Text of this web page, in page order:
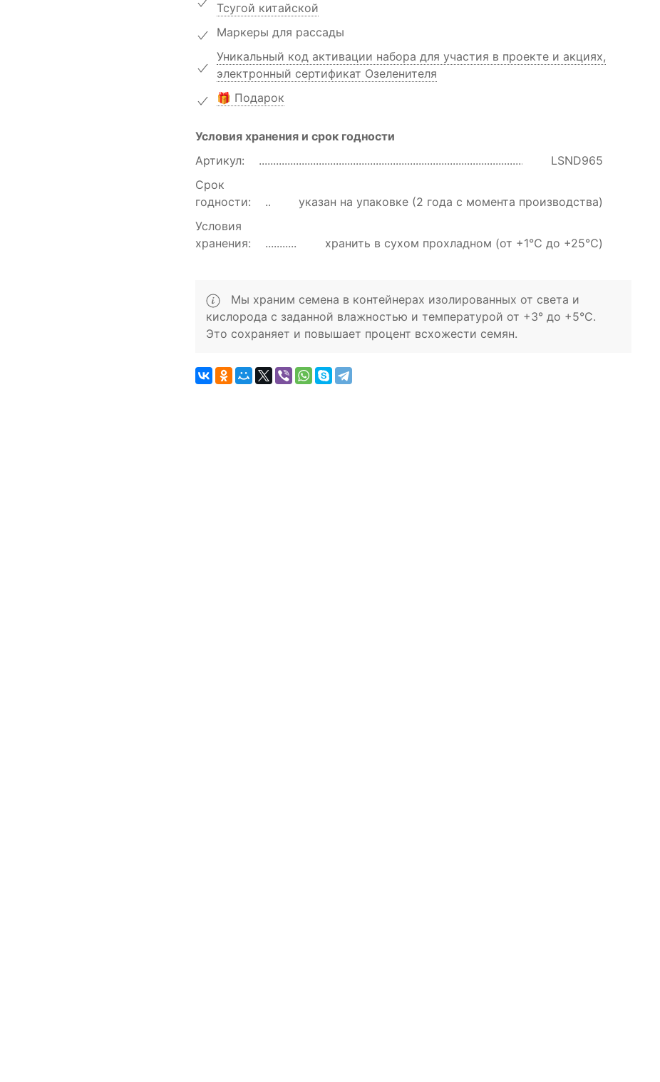
Тсугой китайской
Маркеры для рассады
Уникальный код активации набора для участия в проекте и акциях,
электронный сертификат Озеленителя
🎁 Подарок
Условия хранения и срок годности
Артикул:
LSND965
Срок
годности:
указан на упаковке (2 года с момента производства)
Условия
хранения:
хранить в сухом прохладном (от +1℃ до +25℃)
Мы храним семена в контейнерах изолированных от света и
кислорода с заданной влажностью и температурой от +3° до +5°C.
Это сохраняет и повышает процент всхожести семян.